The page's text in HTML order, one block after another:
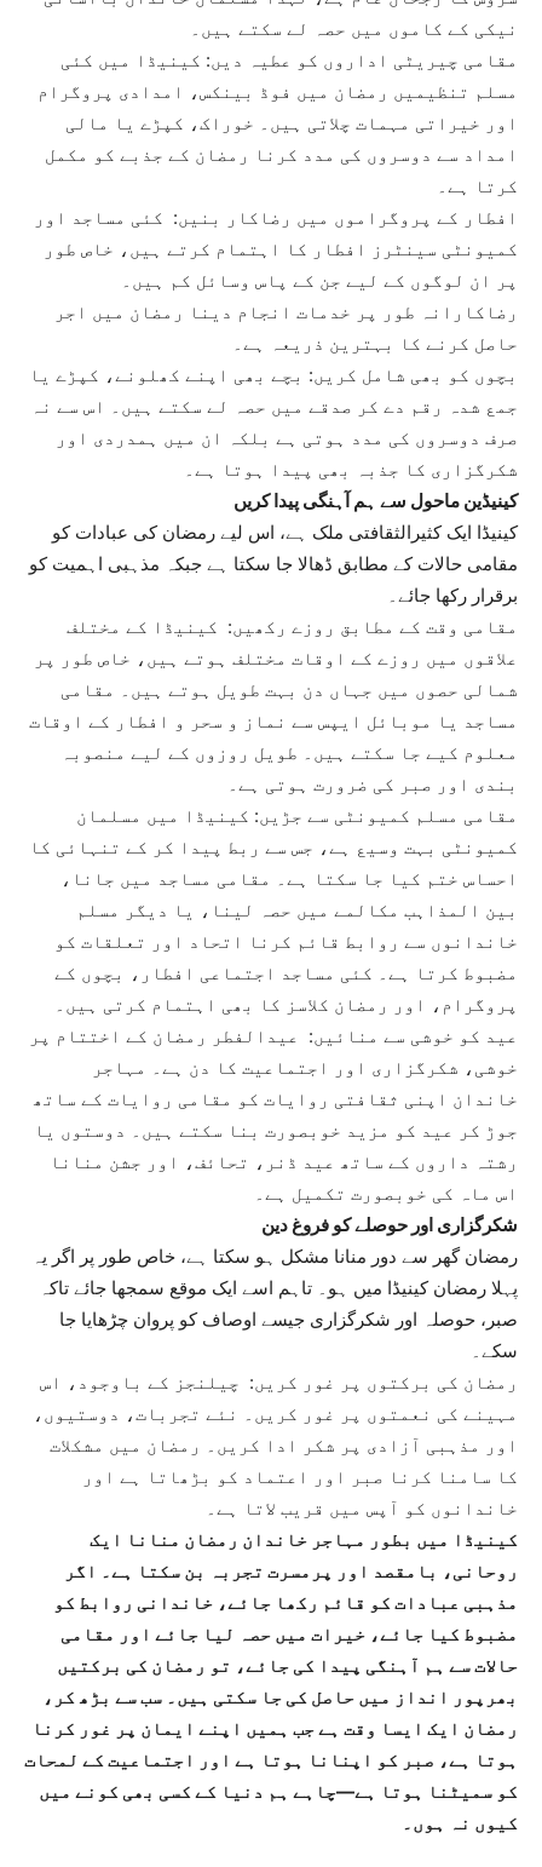
نیکی کے کاموں میں حصہ لے سکتے ہیں۔
مقامی چیریٹی اداروں کو عطیہ دیں: کینیڈا میں کئی
مسلم تنظیمیں رمضان میں فوڈ بینکس، امدادی پروگرام
اور خیراتی مہمات چلاتی ہیں۔ خوراک، کپڑے یا مالی
امداد سے دوسروں کی مدد کرنا رمضان کے جذبے کو مکمل
کرتا ہے۔
افطار کے پروگراموں میں رضاکار بنیں: کئی مساجد اور
کمیونٹی سینٹرز افطار کا اہتمام کرتے ہیں، خاص طور
پر ان لوگوں کے لیے جن کے پاس وسائل کم ہیں۔
رضاکارانہ طور پر خدمات انجام دینا رمضان میں اجر
حاصل کرنے کا بہترین ذریعہ ہے۔
بچوں کو بھی شامل کریں: بچے بھی اپنے کھلونے، کپڑے یا
جمع شدہ رقم دے کر صدقے میں حصہ لے سکتے ہیں۔ اس سے نہ
صرف دوسروں کی مدد ہوتی ہے بلکہ ان میں ہمدردی اور
شکرگزاری کا جذبہ بھی پیدا ہوتا ہے۔
کینیڈین ماحول سے ہم آہنگی پیدا کریں
کینیڈا ایک کثیرالثقافتی ملک ہے، اس لیے رمضان کی عبادات کو
مقامی حالات کے مطابق ڈھالا جا سکتا ہے جبکہ مذہبی اہمیت کو
برقرار رکھا جائے۔
مقامی وقت کے مطابق روزے رکھیں: کینیڈا کے مختلف
علاقوں میں روزے کے اوقات مختلف ہوتے ہیں، خاص طور پر
شمالی حصوں میں جہاں دن بہت طویل ہوتے ہیں۔ مقامی
مساجد یا موبائل ایپس سے نماز و سحر و افطار کے اوقات
معلوم کیے جا سکتے ہیں۔ طویل روزوں کے لیے منصوبہ
بندی اور صبر کی ضرورت ہوتی ہے۔
مقامی مسلم کمیونٹی سے جڑیں: کینیڈا میں مسلمان
کمیونٹی بہت وسیع ہے، جس سے ربط پیدا کر کے تنہائی کا
احساس ختم کیا جا سکتا ہے۔ مقامی مساجد میں جانا،
بین المذاہب مکالمے میں حصہ لینا، یا دیگر مسلم
خاندانوں سے روابط قائم کرنا اتحاد اور تعلقات کو
مضبوط کرتا ہے۔ کئی مساجد اجتماعی افطار، بچوں کے
پروگرام، اور رمضان کلاسز کا بھی اہتمام کرتی ہیں۔
عید کو خوشی سے منائیں: عیدالفطر رمضان کے اختتام پر
خوشی، شکرگزاری اور اجتماعیت کا دن ہے۔ مہاجر
خاندان اپنی ثقافتی روایات کو مقامی روایات کے ساتھ
جوڑ کر عید کو مزید خوبصورت بنا سکتے ہیں۔ دوستوں یا
رشتہ داروں کے ساتھ عید ڈنر، تحائف، اور جشن منانا
اس ماہ کی خوبصورت تکمیل ہے۔
شکرگزاری اور حوصلے کو فروغ دین
رمضان گھر سے دور منانا مشکل ہو سکتا ہے، خاص طور پر اگر یہ
پہلا رمضان کینیڈا میں ہو۔ تاہم اسے ایک موقع سمجھا جائے تاکہ
صبر، حوصلہ اور شکرگزاری جیسے اوصاف کو پروان چڑھایا جا
سکے۔
رمضان کی برکتوں پر غور کریں: چیلنجز کے باوجود، اس
مہینے کی نعمتوں پر غور کریں۔ نئے تجربات، دوستیوں،
اور مذہبی آزادی پر شکر ادا کریں۔ رمضان میں مشکلات
کا سامنا کرنا صبر اور اعتماد کو بڑھاتا ہے اور
خاندانوں کو آپس میں قریب لاتا ہے۔
کینیڈا میں بطور مہاجر خاندان رمضان منانا ایک
روحانی، بامقصد اور پرمسرت تجربہ بن سکتا ہے۔ اگر
مذہبی عبادات کو قائم رکھا جائے، خاندانی روابط کو
مضبوط کیا جائے، خیرات میں حصہ لیا جائے اور مقامی
حالات سے ہم آہنگی پیدا کی جائے، تو رمضان کی برکتیں
بھرپور انداز میں حاصل کی جا سکتی ہیں۔ سب سے بڑھ کر،
رمضان ایک ایسا وقت ہے جب ہمیں اپنے ایمان پر غور کرنا
ہوتا ہے، صبر کو اپنانا ہوتا ہے اور اجتماعیت کے لمحات
کو سمیٹنا ہوتا ہے—چاہے ہم دنیا کے کسی بھی کونے میں
کیوں نہ ہوں۔